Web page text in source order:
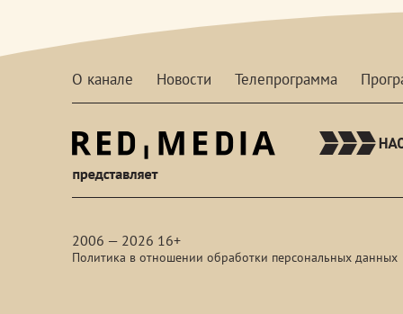
О канале Новости Телепрограмма
2006 — 2026 16+
Политика в отношении обработки персональных данных